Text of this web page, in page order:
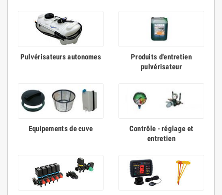
Pulvérisateurs autonomes
Produits d'entretien
pulvérisateur
Equipements de cuve
Contrôle - réglage et
entretien